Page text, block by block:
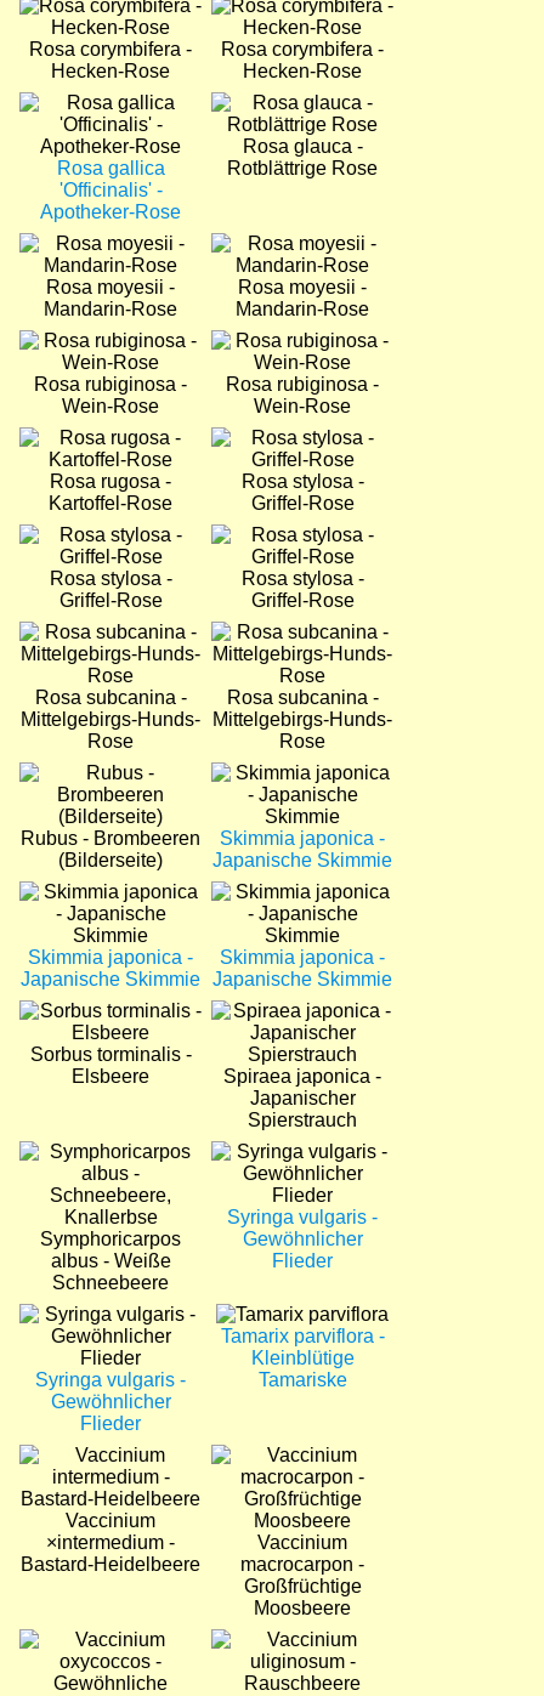
Bild
Rosa corymbifera -
Hecken-Rose
Bild
Rosa corymbifera -
Hecken-Rose
Bild
Rosa gallica
'Officinalis' -
Apotheker-Rose
Bild
Rosa glauca -
Rotblättrige Rose
Bild
Rosa moyesii -
Mandarin-Rose
Bild
Rosa moyesii -
Mandarin-Rose
Bild
Rosa rubiginosa -
Wein-Rose
Bild
Rosa rubiginosa -
Wein-Rose
Bild
Rosa rugosa -
Kartoffel-Rose
Bild
Rosa stylosa -
Griffel-Rose
Bild
Rosa stylosa -
Griffel-Rose
Bild
Rosa stylosa -
Griffel-Rose
Bild
Rosa subcanina -
Mittelgebirgs-Hunds-
Rose
Bild
Rosa subcanina -
Mittelgebirgs-Hunds-
Rose
Bild
Rubus - Brombeeren
(Bilderseite)
Bild
Skimmia japonica -
Japanische Skimmie
Bild
Skimmia japonica -
Japanische Skimmie
Bild
Skimmia japonica -
Japanische Skimmie
Bild
Sorbus torminalis -
Elsbeere
Bild
Spiraea japonica -
Japanischer
Spierstrauch
Bild
Symphoricarpos
albus - Weiße
Schneebeere
Bild
Syringa vulgaris -
Gewöhnlicher
Flieder
Bild
Syringa vulgaris -
Gewöhnlicher
Flieder
Bild
Tamarix parviflora -
Kleinblütige
Tamariske
Bild
Vaccinium
×intermedium -
Bastard-Heidelbeere
Bild
Vaccinium
macrocarpon -
Großfrüchtige
Moosbeere
Bild
Bild